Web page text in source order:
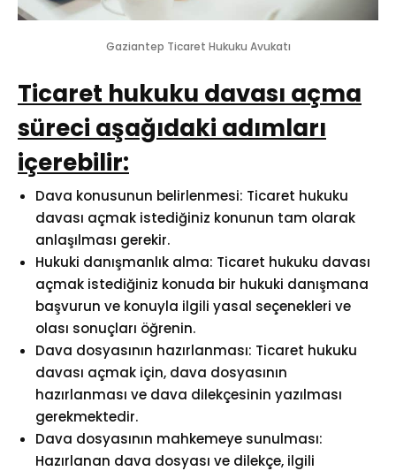
Gaziantep Ticaret Hukuku Avukatı
Ticaret hukuku davası açma
süreci aşağıdaki adımları
içerebilir:
Dava konusunun belirlenmesi: Ticaret hukuku
davası açmak istediğiniz konunun tam olarak
anlaşılması gerekir.
Hukuki danışmanlık alma: Ticaret hukuku davası
açmak istediğiniz konuda bir hukuki danışmana
başvurun ve konuyla ilgili yasal seçenekleri ve
olası sonuçları öğrenin.
Dava dosyasının hazırlanması: Ticaret hukuku
davası açmak için, dava dosyasının
hazırlanması ve dava dilekçesinin yazılması
gerekmektedir.
Dava dosyasının mahkemeye sunulması:
Hazırlanan dava dosyası ve dilekçe, ilgili